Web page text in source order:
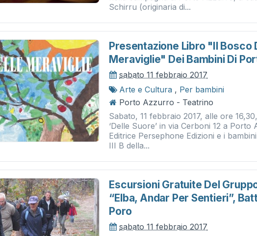
Schirru (originaria di...
Presentazione Libro "il Bosco
Meraviglie" Dei Bambini Di
sabato 11 febbraio 2017
Arte e Cultura , Per bambini
Porto Azzurro - Teatrino
Sabato, 11 febbraio 2017, alle ore
‘Delle Suore’ in via Cerboni 12 a Porto
Editrice Persephone Edizioni e i
III B della...
Escursioni Gratuite Del
“elba, Andar Per Sentieri”,
Poro
sabato 11 febbraio 2017